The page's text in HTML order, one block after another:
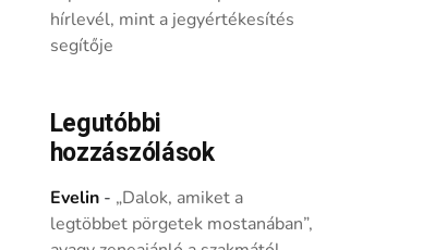
hírlevél, mint a jegyértékesítés
segítője
Legutóbbi
hozzászólások
Evelin- „Dalok, amiket a
legtöbbet pörgetek mostanában”,